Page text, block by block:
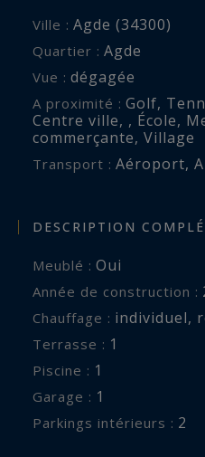
Ville : Agde (34300)
Quartier : Agde
Vue : dégagée
A proximité : Golf,
Centre ville, , École,
commerçante, Village
Transport : Aéroport,
DESCRIPTION
Meublé : Oui
Année de construction :
Chauffage : individuel,
terrasse : 1
piscine : 1
garage : 1
parkings intérieurs : 2